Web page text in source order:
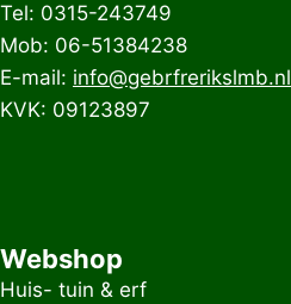
Tel: 0315-243749
Mob: 06-51384238
E-mail: info@gebrfrerikslmb.nl
KVK: 09123897
Webshop
Huis- tuin & erf